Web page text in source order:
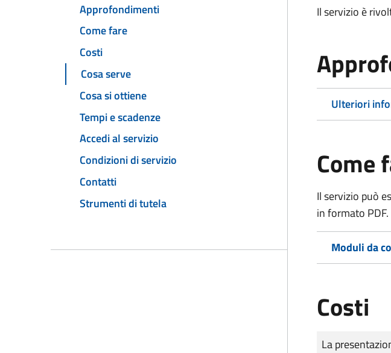
Approfondimenti
Come fare
Costi
Cosa serve
Cosa si ottiene
Tempi e scadenze
Accedi al servizio
Condizioni di servizio
Contatti
Strumenti di tutela
Il servizio è
Ulteriori
Come
Il servizio può
in formato PDF.
Moduli da
Costi
Tipo di
Importo
La